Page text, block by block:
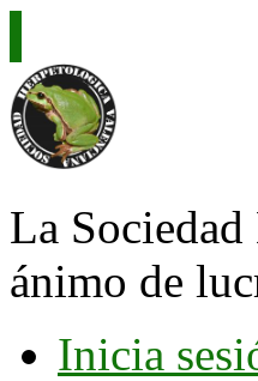
La
ánimo de
Inicia